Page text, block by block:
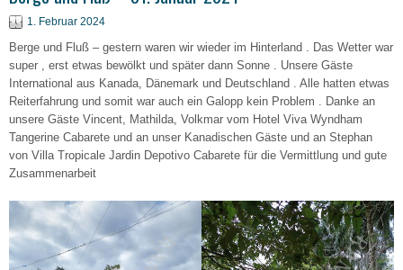
1. Februar 2024
Berge und Fluß – gestern waren wir wieder im Hinterland . Das Wetter war
super , erst etwas bewölkt und später dann Sonne . Unsere Gäste
International aus Kanada, Dänemark und Deutschland . Alle hatten etwas
Reiterfahrung und somit war auch ein Galopp kein Problem . Danke an
unsere Gäste Vincent, Mathilda, Volkmar vom Hotel Viva Wyndham
Tangerine Cabarete und an unser Kanadischen Gäste und an Stephan
von Villa Tropicale Jardin Depotivo Cabarete für die Vermittlung und gute
Zusammenarbeit